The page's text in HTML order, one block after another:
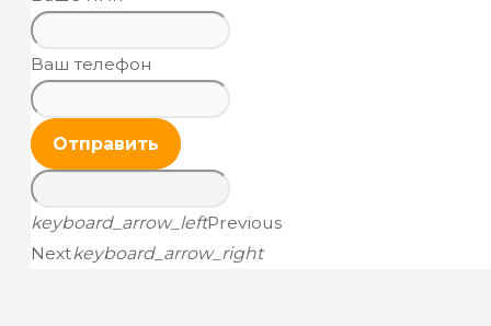
Ваш телефон
Отправить
keyboard_arrow_leftPrevious
Nextkeyboard_arrow_right